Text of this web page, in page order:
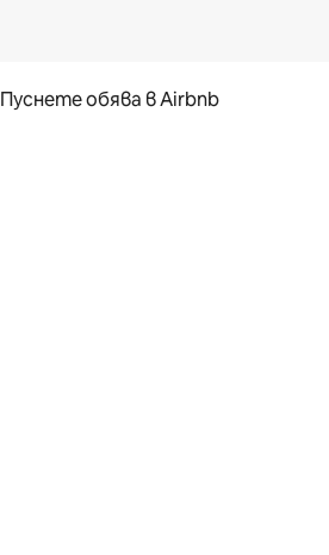
Пуснете обява в Airbnb